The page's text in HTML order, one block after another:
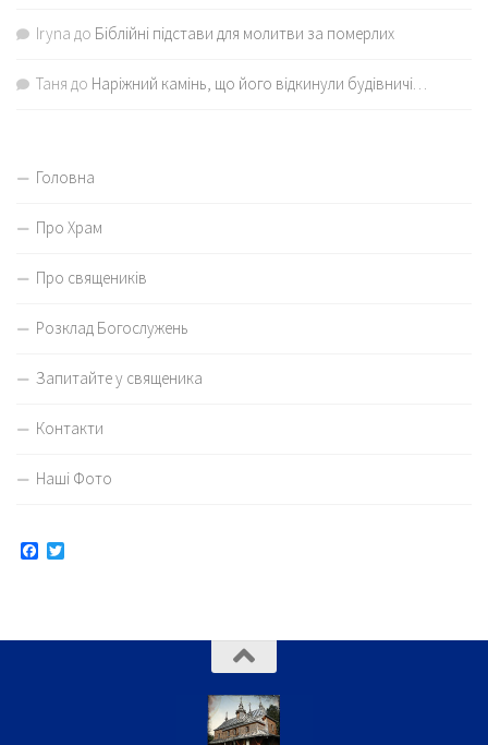
Iryna до Біблійні підстави для молитви за померлих
Таня до Наріжний камінь, що його відкинули будівничі…
Головна
Про Храм
Про священиків
Розклад Богослужень
Запитайте у священика
Контакти
Наші Фото
Facebook